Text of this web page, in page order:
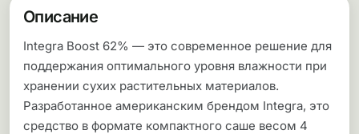
Описание
Integra Boost 62% — это современное решение для
поддержания оптимального уровня влажности при
хранении сухих растительных материалов.
Разработанное американским брендом Integra, это
средство в формате компактного саше весом 4